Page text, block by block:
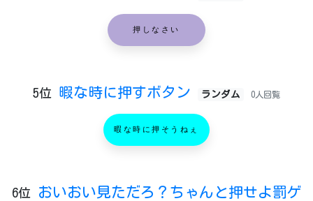
押しなさい
5位 暇な時に押すボタン ランダム 0人回覧
暇な時に押そうねぇ
6位
おいおい見ただろ？ちゃんと押せよ罰ゲ